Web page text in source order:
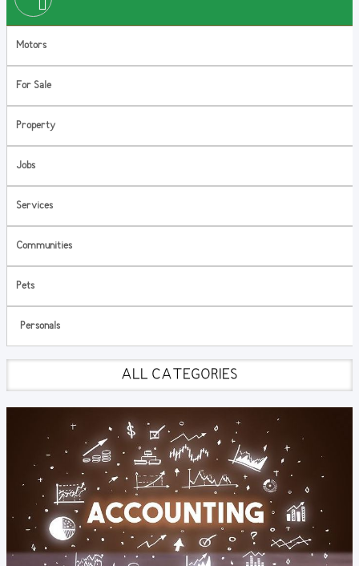
Motors
For Sale
Property
Jobs
Services
Communities
Pets
Personals
ALL CATEGORIES